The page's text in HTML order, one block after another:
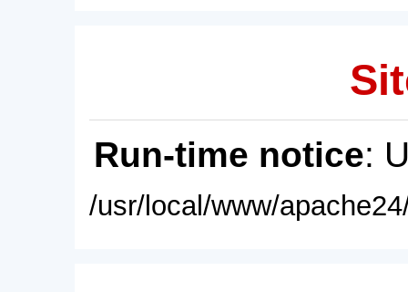
Run-time notice:
/usr/local/www/